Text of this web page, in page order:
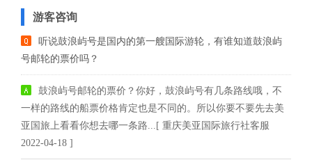
游客咨询
听说鼓浪屿号是国内的第一艘国际游轮，有谁知道鼓浪屿
号邮轮的票价吗？
鼓浪屿号邮轮的票价？你好，鼓浪屿号有几条路线哦，不
一样的路线的船票价格肯定也是不同的。所以你要不要先去美
亚国旅上看看你想去哪一条路...[ 重庆美亚国际旅行社客服
2022-04-18 ]